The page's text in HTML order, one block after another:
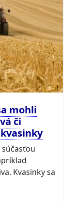
mohli
či
Kvasinky sa